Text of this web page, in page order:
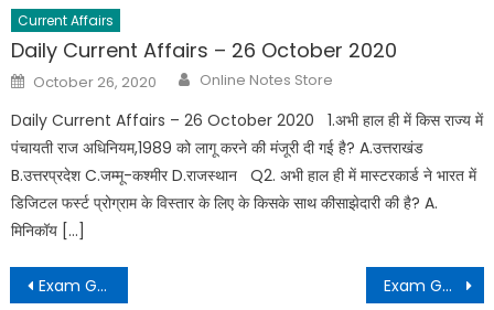
Current Affairs
Daily Current Affairs – 26 October 2020
October 26, 2020 Online Notes Store
Daily Current Affairs – 26 October 2020 1.अभी हाल ही में किस राज्य में
पंचायती राज अधिनियम,1989 को लागू करने की मंजूरी दी गई है? A.उत्तराखंड
B.उत्तरप्रदेश C.जम्मू-कश्मीर D.राजस्थान Q2. अभी हाल ही में मास्टरकार्ड ने भारत में
डिजिटल फर्स्ट प्रोग्राम के विस्तार के लिए के किसके साथ कीसाझेदारी की है? A.
मिनिकॉय […]
Exam Guide Daily Dose – 92 Exam Guide Daily Dose – 93